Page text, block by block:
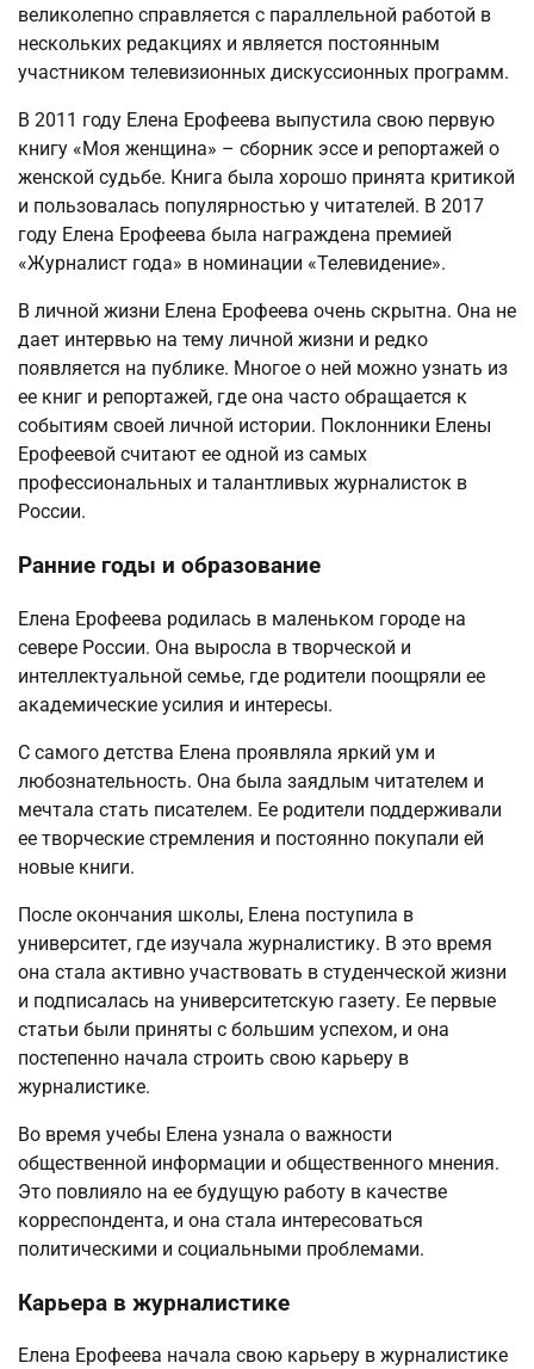
великолепно справляется с параллельной работой в
нескольких редакциях и является постоянным
участником телевизионных дискуссионных программ.
В 2011 году Елена Ерофеева выпустила свою первую
книгу «Моя женщина» – сборник эссе и репортажей о
женской судьбе. Книга была хорошо принята критикой
и пользовалась популярностью у читателей. В 2017
году Елена Ерофеева была награждена премией
«Журналист года» в номинации «Телевидение».
В личной жизни Елена Ерофеева очень скрытна. Она не
дает интервью на тему личной жизни и редко
появляется на публике. Многое о ней можно узнать из
ее книг и репортажей, где она часто обращается к
событиям своей личной истории. Поклонники Елены
Ерофеевой считают ее одной из самых
профессиональных и талантливых журналисток в
России.
Ранние годы и образование
Елена Ерофеева родилась в маленьком городе на
севере России. Она выросла в творческой и
интеллектуальной семье, где родители поощряли ее
академические усилия и интересы.
С самого детства Елена проявляла яркий ум и
любознательность. Она была заядлым читателем и
мечтала стать писателем. Ее родители поддерживали
ее творческие стремления и постоянно покупали ей
новые книги.
После окончания школы, Елена поступила в
университет, где изучала журналистику. В это время
она стала активно участвовать в студенческой жизни
и подписалась на университетскую газету. Ее первые
статьи были приняты с большим успехом, и она
постепенно начала строить свою карьеру в
журналистике.
Во время учебы Елена узнала о важности
общественной информации и общественного мнения.
Это повлияло на ее будущую работу в качестве
корреспондента, и она стала интересоваться
политическими и социальными проблемами.
Карьера в журналистике
Елена Ерофеева начала свою карьеру в журналистике